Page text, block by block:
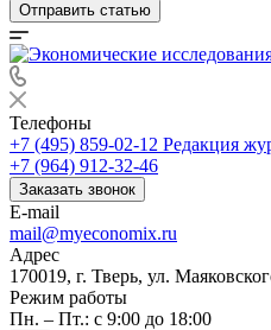
Отправить статью
Телефоны
+7 (495) 859-02-12 Редакция
+7 (964) 912-32-46
Заказать звонок
E-mail
mail@myeconomix.ru
Адрес
170019, г. Тверь, ул.
Режим работы
Пн. – Пт.: с 9:00 до 18:00